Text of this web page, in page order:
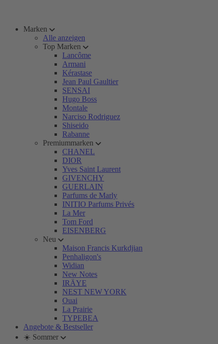
Marken
Alle anzeigen
Top Marken
Lancôme
Armani
Kérastase
Jean Paul Gaultier
SENSAI
Hugo Boss
Montale
Narciso Rodriguez
Shiseido
Rabanne
Premiummarken
CHANEL
DIOR
Yves Saint Laurent
GIVENCHY
GUERLAIN
Parfums de Marly
INITIO Parfums Privés
La Mer
Tom Ford
EISENBERG
Neu
Maison Francis Kurkdjian
Penhaligon's
Widian
New Notes
IRÄYE
NEST NEW YORK
Ouai
La Prairie
TYPEBEA
Angebote & Bestseller
☀️ Sommer